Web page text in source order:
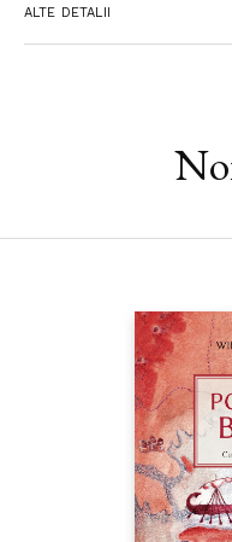
Ce trebuie să faci?
ALTE DETALII